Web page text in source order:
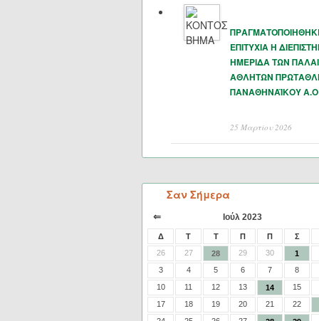
ΕΠΙΤΥΧΙΑ Η
ΗΜΕΡΙΔΑ ΤΩΝ
ΑΘΛΗΤΩΝ
ΠΑΝΑΘΗΝΑΪΚΟΥ Α.Ο
25 Μαρτίου 2026
Σαν Σήμερα
⇐ Ιούλ 2023
Δ Τ Τ Π Π
Σ
26
27 28 29 30
1
3
4 5 6 7
8
10
11 12 13 14
15
17
18 19 20 21
22